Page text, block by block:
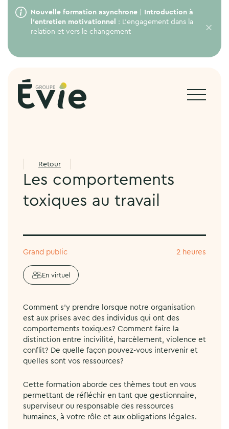
Nouvelle formation asynchrone
Introduction à
l’entretien motivationnel : L’engagement dans la
relation et vers le changement
Retour
Grand public 2 heures
Les comportements
toxiques au travail
En virtuel
Comment s’y prendre lorsque notre organisation
est aux prises avec des individus qui ont des
comportements toxiques? Comment faire la
distinction entre incivilité, harcèlement, violence et
conflit? De quelle façon pouvez-vous intervenir et
quelles sont vos ressources?
Cette formation aborde ces thèmes tout en vous
permettant de réfléchir en tant que gestionnaire,
superviseur ou responsable des ressources
humaines, à votre rôle et aux obligations légales.